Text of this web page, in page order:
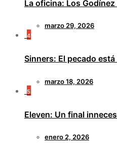
La oficina: Los
marzo 29, 2026
4
Sinners: El pecado
marzo 18, 2026
5
Eleven: Un final
enero 2, 2026